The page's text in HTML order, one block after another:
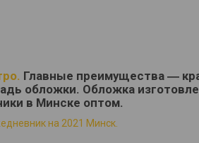
Главные преимущества ―
обложки. Обложка
в Минске оптом.
на 2021 Минск.